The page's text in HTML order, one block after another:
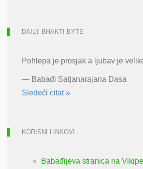
DAILY BHAKTI BYTE
Pohlepa je prosjak a ljubav je
— Babađi Satjanarajana Dasa
Sledeći citat »
KORISNI LINKOVI
Babađijeva stranica na